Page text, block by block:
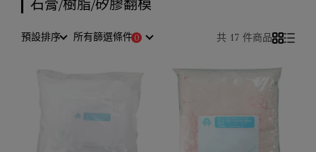
石膏/樹脂/矽膠翻模
預設排序 所有篩選條件 共 17 件商品